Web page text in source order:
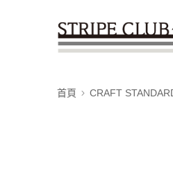
首頁 CRAFT